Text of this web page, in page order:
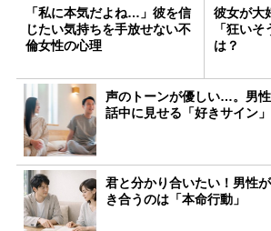
「私に本気だよね…」彼を信
じたい気持ちを手放せない不
倫女性の心理
彼女が大
「狂い
は？
声のトーンが優しい…。男
話中に見せる「好きサイン」
君と分かり合いたい！男性
き合うのは「本命行動」